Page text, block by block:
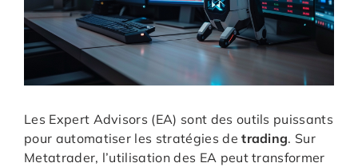
Les Expert Advisors (EA) sont des outils puissants
pour automatiser les stratégies detrading. Sur
Metatrader, l’utilisation des EA peut transformer